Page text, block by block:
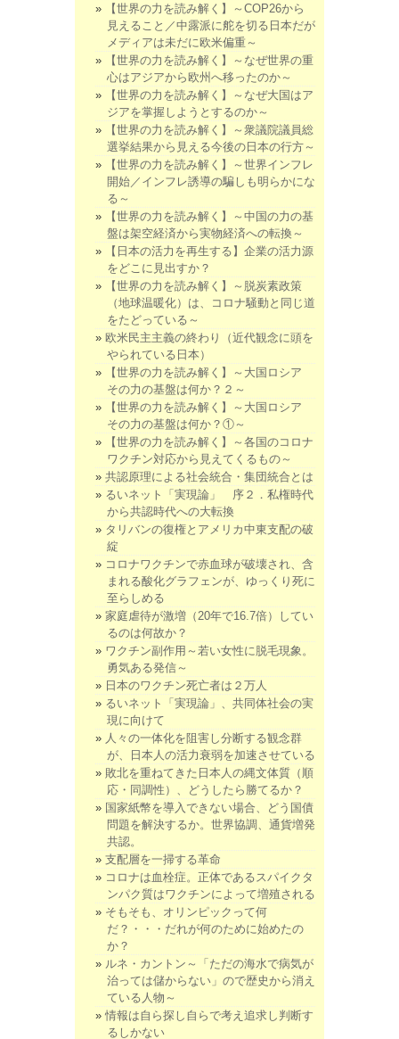
【世界の力を読み解く】～COP26から
見えること／中露派に舵を切る日本だが
メディアは未だに欧米偏重～
【世界の力を読み解く】～なぜ世界の重
心はアジアから欧州へ移ったのか～
【世界の力を読み解く】～なぜ大国はア
ジアを掌握しようとするのか～
【世界の力を読み解く】～衆議院議員総
選挙結果から見える今後の日本の行方～
【世界の力を読み解く】～世界インフレ
開始／インフレ誘導の騙しも明らかにな
る～
【世界の力を読み解く】～中国の力の基
盤は架空経済から実物経済への転換～
【日本の活力を再生する】企業の活力源
をどこに見出すか？
【世界の力を読み解く】～脱炭素政策
（地球温暖化）は、コロナ騒動と同じ道
をたどっている～
欧米民主主義の終わり（近代観念に頭を
やられている日本）
【世界の力を読み解く】～大国ロシア
その力の基盤は何か？２～
【世界の力を読み解く】～大国ロシア
その力の基盤は何か？①～
【世界の力を読み解く】～各国のコロナ
ワクチン対応から見えてくるもの～
共認原理による社会統合・集団統合とは
るいネット「実現論」 序２．私権時代
から共認時代への大転換
タリバンの復権とアメリカ中東支配の破
綻
コロナワクチンで赤血球が破壊され、含
まれる酸化グラフェンが、ゆっくり死に
至らしめる
家庭虐待が激増（20年で16.7倍）してい
るのは何故か？
ワクチン副作用～若い女性に脱毛現象。
勇気ある発信～
日本のワクチン死亡者は２万人
るいネット「実現論」、共同体社会の実
現に向けて
人々の一体化を阻害し分断する観念群
が、日本人の活力衰弱を加速させている
敗北を重ねてきた日本人の縄文体質（順
応・同調性）、どうしたら勝てるか？
国家紙幣を導入できない場合、どう国債
問題を解決するか。世界協調、通貨増発
共認。
支配層を一掃する革命
コロナは血栓症。正体であるスパイクタ
ンパク質はワクチンによって増殖される
そもそも、オリンピックって何
だ？・・・だれが何のために始めたの
か？
ルネ・カントン～「ただの海水で病気が
治っては儲からない」ので歴史から消え
ている人物～
情報は自ら探し自らで考え追求し判断す
るしかない